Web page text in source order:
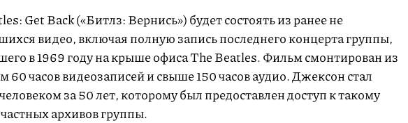
Get Back («Битлз: Вернись») будет состоять из ранее не
видео, включая полную запись последнего концерта группы,
в 1969 году на крыше офиса The Beatles. Фильм смонтирован из
60 часов видеозаписей и свыше 150 часов аудио. Джексон стал
за 50 лет, которому был предоставлен доступ к такому
архивов группы.